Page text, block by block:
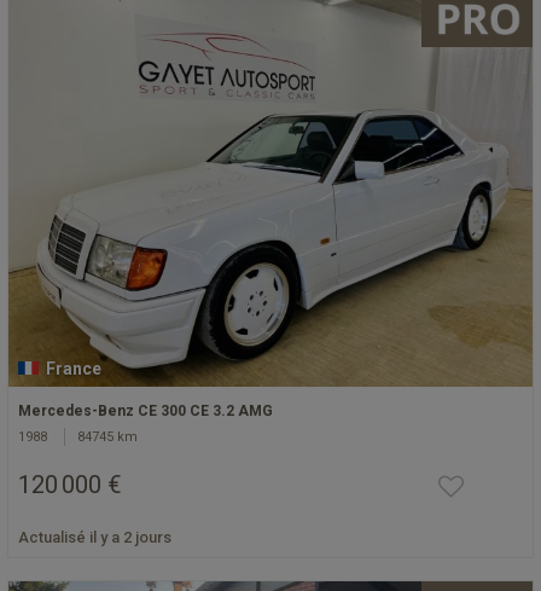
France
Mercedes-Benz CE 300 CE 3.2 AMG
1988 84745 km
120 000 €
Actualisé il y a 2 jours